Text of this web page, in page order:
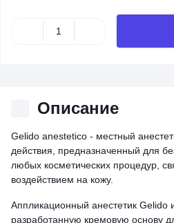
Описание
Gelido anestetico - местный
действия, предназначенный для
любых косметических процедур,
воздействием на кожу.
Аппликационный анестетик Gelido
разработанную кремовую основу